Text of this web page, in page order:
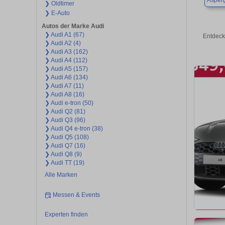
❯ Oldtimer
❯ E-Auto
Autos der Marke Audi
❯ Audi A1 (67)
❯ Audi A2 (4)
❯ Audi A3 (162)
❯ Audi A4 (112)
❯ Audi A5 (157)
❯ Audi A6 (134)
❯ Audi A7 (11)
❯ Audi A8 (16)
❯ Audi e-tron (50)
❯ Audi Q2 (81)
❯ Audi Q3 (96)
❯ Audi Q4 e-tron (38)
❯ Audi Q5 (108)
❯ Audi Q7 (16)
❯ Audi Q8 (9)
❯ Audi TT (19)
Alle Marken
Messen & Events
Experten finden